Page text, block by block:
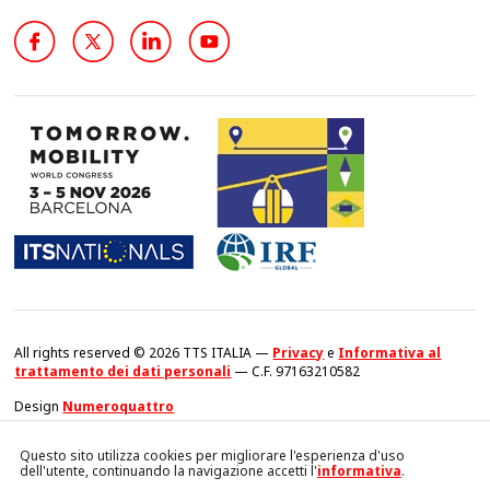
All rights reserved © 2026 TTS ITALIA — Privacye Informativa al
trattamento dei dati personali — C.F. 97163210582
Design Numeroquattro
Questo sito utilizza cookies per migliorare l'esperienza d'uso
dell'utente, continuando la navigazione accetti l'informativa.